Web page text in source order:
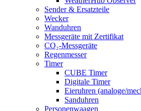
Sender & Ersatzteile
Wecker
Wanduhren
Messgeräte mit Zertifikat
CO₂-Messgeräte
Regenmesser
Timer
CUBE Timer
Digitale Timer
Eieruhren (analoge/
Sanduhren
Personenwaagen